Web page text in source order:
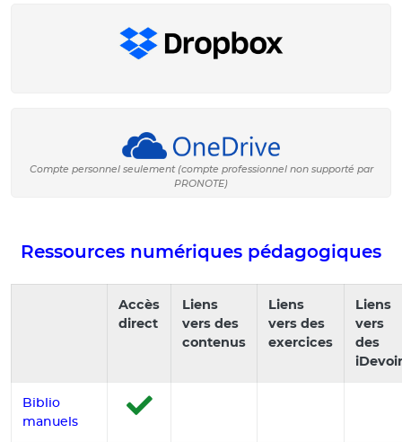
Compte personnel seulement (compte professionnel non supporté par
PRONOTE)
Ressources numériques pédagogiques
Accès
direct
Liens
vers des
contenus
Liens
vers des
exercices
Liens
vers
des
Biblio
manuels